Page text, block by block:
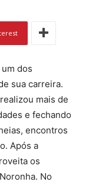
dos
sua carreira.
mais de
e fechando
encontros
Após a
os
No